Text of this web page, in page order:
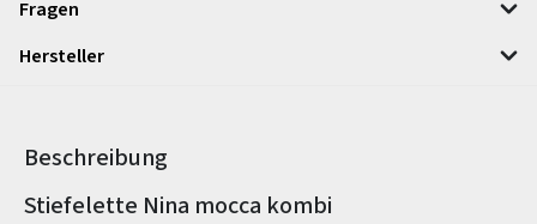
Fragen
Hersteller
Beschreibung
Produktinformationen
Stiefelette Nina mocca kombi